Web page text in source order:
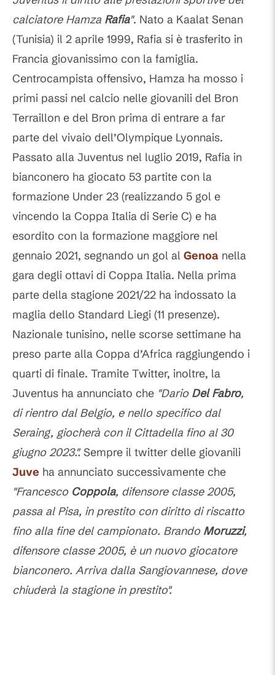
calciatore Hamza Rafia". Nato a Kaalat Senan
(Tunisia) il 2 aprile 1999, Rafia si è trasferito in
Francia giovanissimo con la famiglia.
Centrocampista offensivo, Hamza ha mosso i
primi passi nel calcio nelle giovanili del Bron
Terraillon e del Bron prima di entrare a far
parte del vivaio dell’Olympique Lyonnais.
Passato alla Juventus nel luglio 2019, Rafia in
bianconero ha giocato 53 partite con la
formazione Under 23 (realizzando 5 gol e
vincendo la Coppa Italia di Serie C) e ha
esordito con la formazione maggiore nel
gennaio 2021, segnando un gol al Genoa nella
gara degli ottavi di Coppa Italia. Nella prima
parte della stagione 2021/22 ha indossato la
maglia dello Standard Liegi (11 presenze).
Nazionale tunisino, nelle scorse settimane ha
preso parte alla Coppa d’Africa raggiungendo i
quarti di finale. Tramite Twitter, inoltre, la
Juventus ha annunciato che "Dario Del Fabro,
di rientro dal Belgio, e nello specifico dal
Seraing, giocherà con il Cittadella fino al 30
giugno 2023.".Sempre il twitter delle giovanili
Juve ha annunciato successivamente che
"Francesco Coppola, difensore classe 2005,
passa al Pisa, in prestito con diritto di riscatto
fino alla fine del campionato. Brando Moruzzi,
difensore classe 2005, è un nuovo giocatore
bianconero. Arriva dalla Sangiovannese, dove
chiuderà la stagione in prestito".